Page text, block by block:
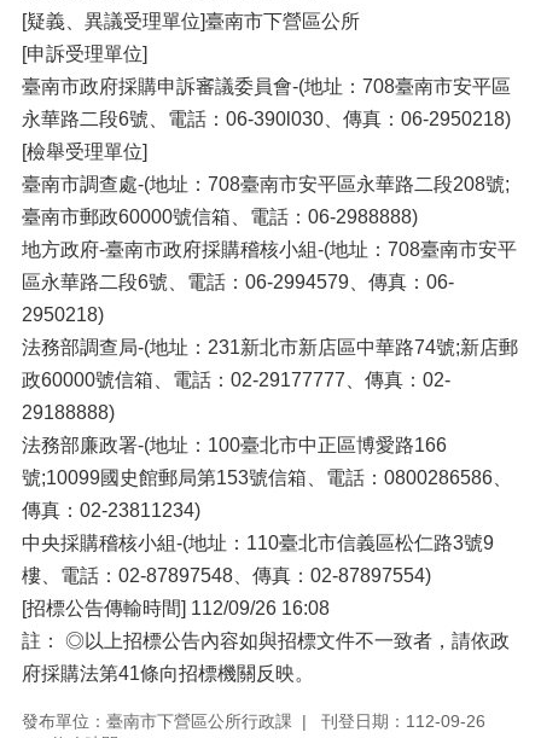
[疑義、異議受理單位]臺南市下營區公所
[申訴受理單位]
臺南市政府採購申訴審議委員會-(地址：708臺南市安平區
永華路二段6號、電話：06-390l030、傳真：06-2950218)
[檢舉受理單位]
臺南市調查處-(地址：708臺南市安平區永華路二段208號;
臺南市郵政60000號信箱、電話：06-2988888)
地方政府-臺南市政府採購稽核小組-(地址：708臺南市安平
區永華路二段6號、電話：06-2994579、傳真：06-
2950218)
法務部調查局-(地址：231新北市新店區中華路74號;新店郵
政60000號信箱、電話：02-29177777、傳真：02-
29188888)
法務部廉政署-(地址：100臺北市中正區博愛路166
號;10099國史館郵局第153號信箱、電話：0800286586、
傳真：02-23811234)
中央採購稽核小組-(地址：110臺北市信義區松仁路3號9
樓、電話：02-87897548、傳真：02-87897554)
[招標公告傳輸時間] 112/09/26 16:08
註： ◎以上招標公告內容如與招標文件不一致者，請依政
府採購法第41條向招標機關反映。
發布單位：臺南市下營區公所行政課
刊登日期：112-09-26